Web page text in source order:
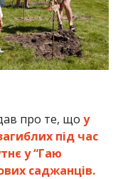
про те, що у
під час
у “Гаю
саджанців.